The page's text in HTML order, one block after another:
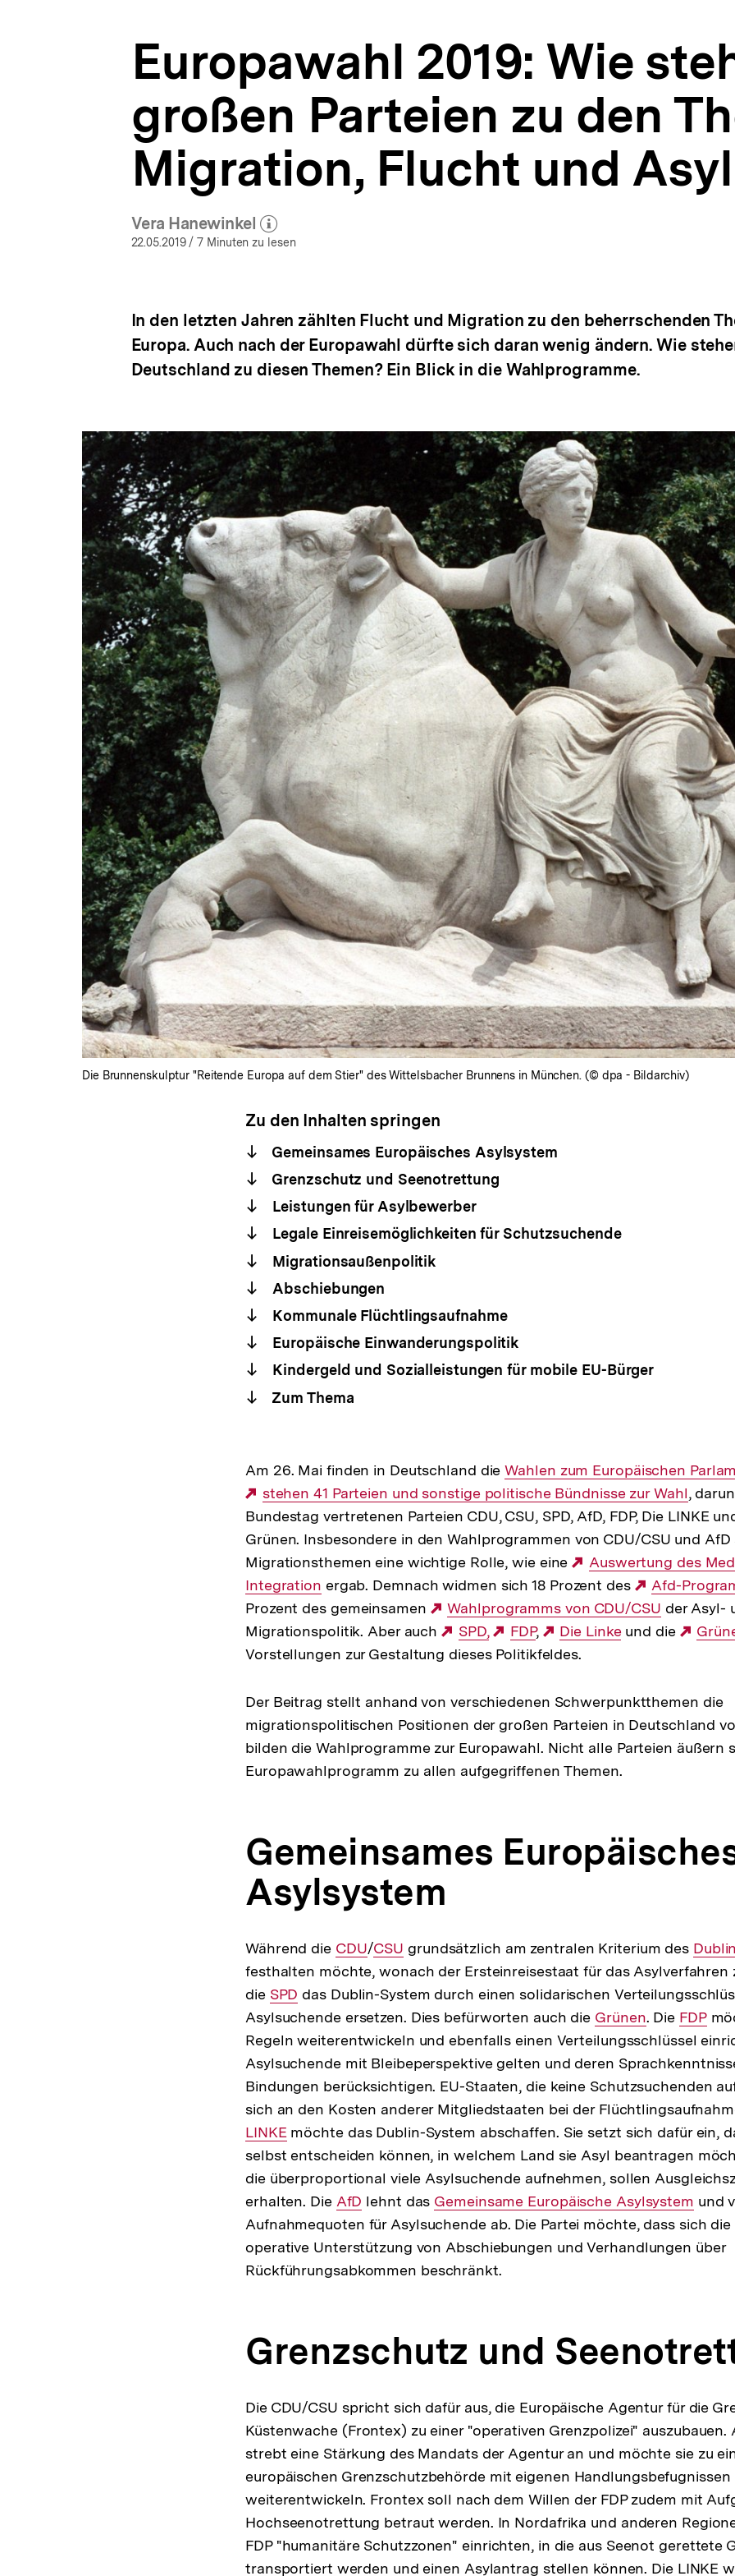
Europawahl 2019: Wie
großen Parteien zu den
Migration, Flucht und
Vera Hanewinkel
(Mehr zum Autor)
öffnen
22.05.2019/ 7 Minuten zu lesen
In den letzten Jahren zählten Flucht und Migration zu den beherrschenden
Europa. Auch nach der Europawahl dürfte sich daran wenig ändern. Wie
Deutschland zu diesen Themen? Ein Blick in die Wahlprogramme.
Die Brunnenskulptur "Reitende Europa auf dem Stier" des Wittelsbacher Brunnens in München. (© dpa - Bildarchiv)
Zu den Inhalten springen
Gemeinsames Europäisches Asylsystem
Grenzschutz und Seenotrettung
Leistungen für Asylbewerber
Legale Einreisemöglichkeiten für Schutzsuchende
Migrationsaußenpolitik
Abschiebungen
Kommunale Flüchtlingsaufnahme
Europäische Einwanderungspolitik
Kindergeld und Sozialleistungen für mobile EU-Bürger
Zum Thema
Am 26. Mai finden in Deutschland dieInterner
Link:
Wahlen zum Europäischen
Externer
Link:
stehen 41 Parteien und sonstige politische Bündnisse zur Wahl,
Bundestag vertretenen Parteien CDU, CSU, SPD, AfD, FDP, Die LINKE
Grünen. Insbesondere in den Wahlprogrammen von CDU/CSU und AfD
Migrationsthemen eine wichtige Rolle, wie eine
Externer
Link:
Auswertung des
Integration ergab. Demnach widmen sich 18 Prozent des
Externer
Link:
Afd-
Prozent des gemeinsamen
Externer
Link:
Wahlprogramms von CDU/CSU der Asyl-
Migrationspolitik. Aber auch
Externer
Link:
SPD,
Externer
Link:
FDP,
Externer
Link:
Die Linkeund die
Vorstellungen zur Gestaltung dieses Politikfeldes.
Der Beitrag stellt anhand von verschiedenen Schwerpunktthemen die
migrationspolitischen Positionen der großen Parteien in Deutschland
bilden die Wahlprogramme zur Europawahl. Nicht alle Parteien äußern
Europawahlprogramm zu allen aufgegriffenen Themen.
Gemeinsames
Asylsystem
Während die Interner
Link:
CDU/Interner
Link:
CSU grundsätzlich am zentralen Kriterium des
Link:
festhalten möchte, wonach der Ersteinreisestaat für das Asylverfahren
die Interner
Link:
SPD das Dublin-System durch einen solidarischen
Asylsuchende ersetzen. Dies befürworten auch die Interner
Link:
Grünen. Die Interner
Link:
FDP
Regeln weiterentwickeln und ebenfalls einen Verteilungsschlüssel
Asylsuchende mit Bleibeperspektive gelten und deren
Bindungen berücksichtigen. EU-Staaten, die keine Schutzsuchenden
sich an den Kosten anderer Mitgliedstaaten bei der
LINKE möchte das Dublin-System abschaffen. Sie setzt sich dafür ein,
selbst entscheiden können, in welchem Land sie Asyl beantragen
die überproportional viele Asylsuchende aufnehmen, sollen
erhalten. Die Interner
Link:
AfD lehnt das Interner
Link:
Gemeinsame Europäische Asylsystem und
Aufnahmequoten für Asylsuchende ab. Die Partei möchte, dass sich die
operative Unterstützung von Abschiebungen und Verhandlungen über
Rückführungsabkommen beschränkt.
Grenzschutz und
Die CDU/CSU spricht sich dafür aus, die Europäische Agentur für die
Küstenwache (Frontex) zu einer "operativen Grenzpolizei" auszubauen.
strebt eine Stärkung des Mandats der Agentur an und möchte sie zu
europäischen Grenzschutzbehörde mit eigenen Handlungsbefugnissen
weiterentwickeln. Frontex soll nach dem Willen der FDP zudem mit
Hochseenotrettung betraut werden. In Nordafrika und anderen
FDP "humanitäre Schutzzonen" einrichten, in die aus Seenot gerettete
transportiert werden und einen Asylantrag stellen können. Die LINKE